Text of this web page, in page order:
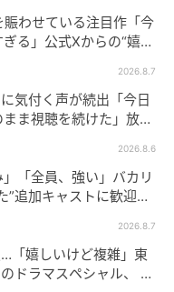
くてもいい家事は手
。便利家電を使うこ
かに頼ることも、
と。
る松本若菜の軽
たちを応援したくな
寺さんは家事をしな
に恋愛に家族といっ
わせている注目作「今
る」公式Xからの“嬉し
2026.8.7
気付く声が続出「今日
ま視聴を続けた」放送
2026.8.6
」「全員、強い」バカリ
”追加キャストに歓迎の
2026.8.7
「嬉しいけど複雑」東
ドラマスペシャル、 放